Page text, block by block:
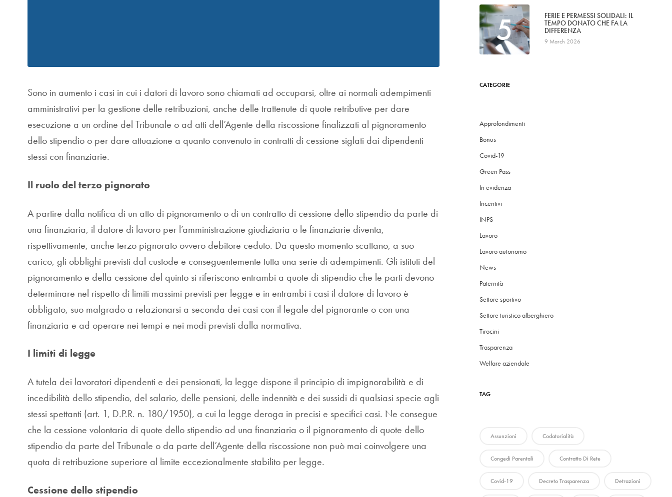
Sono in aumento i casi in cui i datori di lavoro sono chiamati ad occuparsi, oltre ai normali adempimenti
amministrativi per la gestione delle retribuzioni, anche delle trattenute di quote retributive per dare
esecuzione a un ordine del Tribunale o ad atti dell’Agente della riscossione finalizzati al pignoramento
dello stipendio o per dare attuazione a quanto convenuto in contratti di cessione siglati dai dipendenti
stessi con finanziarie.
Il ruolo del terzo pignorato
A partire dalla notifica di un atto di pignoramento o di un contratto di cessione dello stipendio da parte di
una finanziaria, il datore di lavoro per l’amministrazione giudiziaria o le finanziarie diventa,
rispettivamente, anche terzo pignorato ovvero debitore ceduto. Da questo momento scattano, a suo
carico, gli obblighi previsti dal custode e conseguentemente tutta una serie di adempimenti. Gli istituti del
pignoramento e della cessione del quinto si riferiscono entrambi a quote di stipendio che le parti devono
determinare nel rispetto di limiti massimi previsti per legge e in entrambi i casi il datore di lavoro è
obbligato, suo malgrado a relazionarsi a seconda dei casi con il legale del pignorante o con una
finanziaria e ad operare nei tempi e nei modi previsti dalla normativa.
I limiti di legge
A tutela dei lavoratori dipendenti e dei pensionati, la legge dispone il principio di impignorabilità e di
incedibilità dello stipendio, del salario, delle pensioni, delle indennità e dei sussidi di qualsiasi specie agli
stessi spettanti (art. 1, D.P.R. n. 180/1950), a cui la legge deroga in precisi e specifici casi. Ne consegue
che la cessione volontaria di quote dello stipendio ad una finanziaria o il pignoramento di quote dello
stipendio da parte del Tribunale o da parte dell’Agente della riscossione non può mai coinvolgere una
quota di retribuzione superiore al limite eccezionalmente stabilito per legge.
Cessione dello stipendio
5
FERIE E PERMESSI SOLIDALI: IL
TEMPO DONATO CHE FA LA
DIFFERENZA
9 March 2026
CATEGORIE
Approfondimenti
Bonus
Covid-19
Green Pass
In evidenza
Incentivi
INPS
Lavoro
Lavoro autonomo
News
Paternità
Settore sportivo
Settore turistico alberghiero
Tirocini
Trasparenza
Welfare aziendale
TAG
Assunzioni Codatorialità
Congedi Parentali Contratto Di Rete
Covid-19 Decreto Trasparenza Detrazioni